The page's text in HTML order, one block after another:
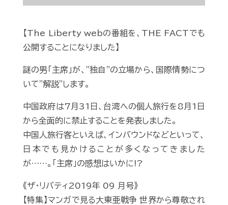
【The Liberty webの番組を、THE FACTでも
公開することになりました】
謎の男「主席」が、"独自"の立場から、国際情勢につ
いて"解説"します。
中国政府は7月31日、台湾への個人旅行を8月1日
から全面的に禁止することを発表しました。
中国人旅行客といえば、インバウンドなどといって、
日本でも見かけることが多くなってきました
が……。「主席」の感想はいかに!?
《ザ・リバティ2019年 09 月号》
【特集】マンガで見る大東亜戦争 世界から尊敬され